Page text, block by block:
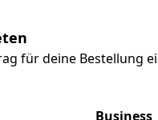
für deine Bestellung
Business